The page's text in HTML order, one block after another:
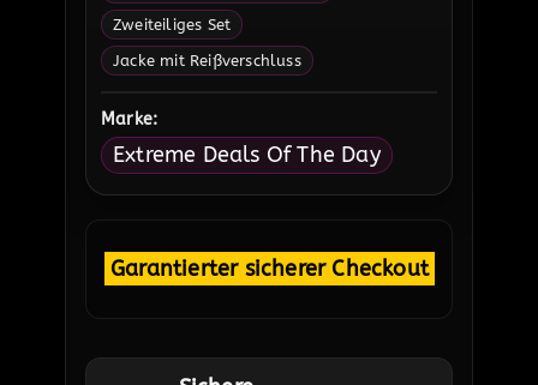
Zweiteiliges Set
Jacke mit Reißverschluss
Marke:
Extreme Deals Of The Day
Garantierter sicherer Checkout